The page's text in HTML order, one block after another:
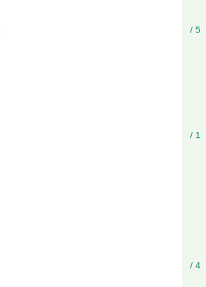
/ 5
/ 1
/ 4